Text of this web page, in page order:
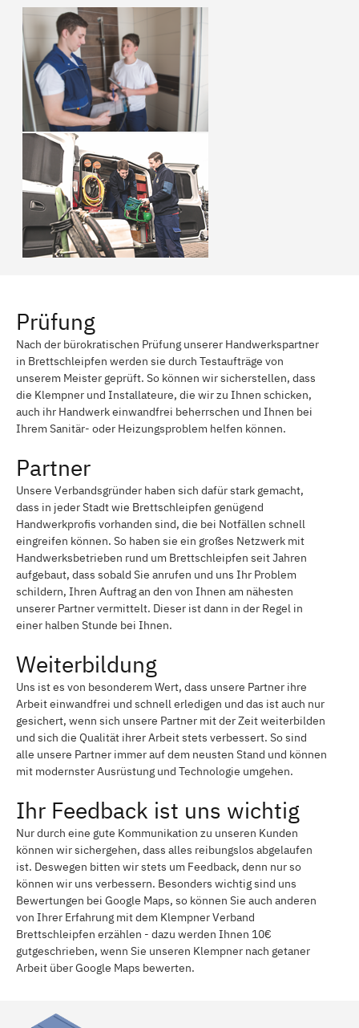
Prüfung
Nach der bürokratischen Prüfung unserer Handwerkspartner
in Brettschleipfen werden sie durch Testaufträge von
unserem Meister geprüft. So können wir sicherstellen, dass
die Klempner und Installateure, die wir zu Ihnen schicken,
auch ihr Handwerk einwandfrei beherrschen und Ihnen bei
Ihrem Sanitär- oder Heizungsproblem helfen können.
Partner
Unsere Verbandsgründer haben sich dafür stark gemacht,
dass in jeder Stadt wie Brettschleipfen genügend
Handwerkprofis vorhanden sind, die bei Notfällen schnell
eingreifen können. So haben sie ein großes Netzwerk mit
Handwerksbetrieben rund um Brettschleipfen seit Jahren
aufgebaut, dass sobald Sie anrufen und uns Ihr Problem
schildern, Ihren Auftrag an den von Ihnen am nähesten
unserer Partner vermittelt. Dieser ist dann in der Regel in
einer halben Stunde bei Ihnen.
Weiterbildung
Uns ist es von besonderem Wert, dass unsere Partner ihre
Arbeit einwandfrei und schnell erledigen und das ist auch nur
gesichert, wenn sich unsere Partner mit der Zeit weiterbilden
und sich die Qualität ihrer Arbeit stets verbessert. So sind
alle unsere Partner immer auf dem neusten Stand und können
mit modernster Ausrüstung und Technologie umgehen.
Ihr Feedback ist uns wichtig
Nur durch eine gute Kommunikation zu unseren Kunden
können wir sichergehen, dass alles reibungslos abgelaufen
ist. Deswegen bitten wir stets um Feedback, denn nur so
können wir uns verbessern. Besonders wichtig sind uns
Bewertungen bei Google Maps, so können Sie auch anderen
von Ihrer Erfahrung mit dem Klempner Verband
Brettschleipfen erzählen - dazu werden Ihnen 10€
gutgeschrieben, wenn Sie unseren Klempner nach getaner
Arbeit über Google Maps bewerten.